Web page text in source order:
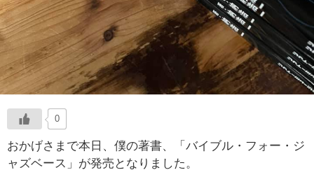
0
おかげさまで本日、僕の著書、「バイブル・フォー・ジ
ャズベース」が発売となりました。